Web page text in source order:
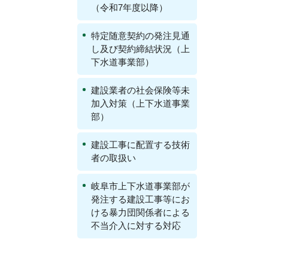
（令和7年度以降）
特定随意契約の発注見通
し及び契約締結状況（上
下水道事業部）
建設業者の社会保険等未
加入対策（上下水道事業
部）
建設工事に配置する技術
者の取扱い
岐阜市上下水道事業部が
発注する建設工事等にお
ける暴力団関係者による
不当介入に対する対応